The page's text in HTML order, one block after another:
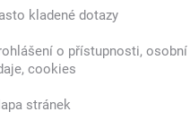
kladené dotazy
o přístupnosti, osobní
cookies
stránek